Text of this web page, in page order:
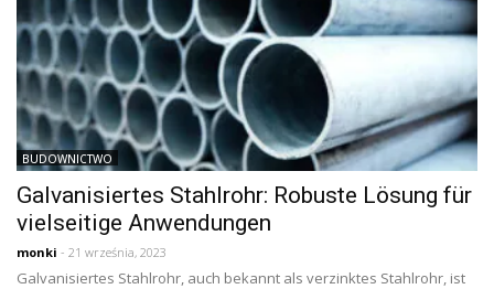
BUDOWNICTWO
Galvanisiertes Stahlrohr: Robuste Lösung für
vielseitige Anwendungen
monki - 21 września, 2023
Galvanisiertes Stahlrohr, auch bekannt als verzinktes Stahlrohr, ist